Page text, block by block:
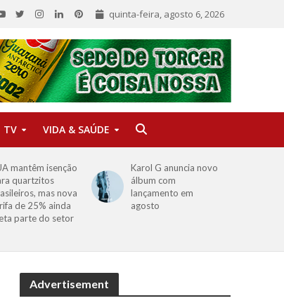
quinta-feira, agosto 6, 2026
TV VIDA & SAÚDE
mantêm isenção
quartzitos
mas nova
de 25% ainda
parte do setor
Karol G anuncia novo
álbum com
lançamento em
agosto
Advertisement